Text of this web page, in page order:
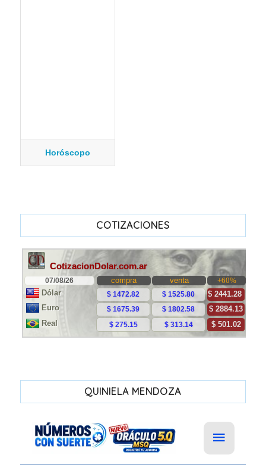
Horóscopo
COTIZACIONES
QUINIELA MENDOZA